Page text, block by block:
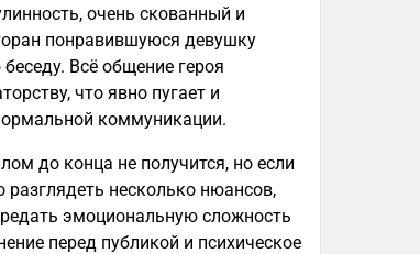
очень скованный и
понравившуюся девушку
Всё общение героя
что явно пугает и
коммуникации.
до конца не получится, но если
несколько нюансов,
эмоциональную сложность
перед публикой и психическое